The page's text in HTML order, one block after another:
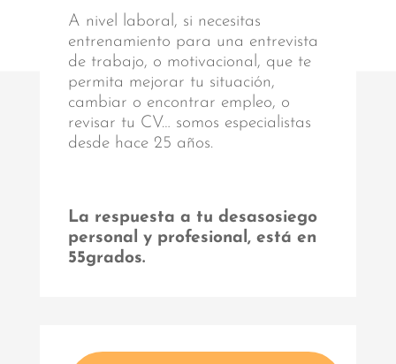
A nivel laboral, si necesitas
entrenamiento para una entrevista
de trabajo, o motivacional, que te
permita mejorar tu situación,
cambiar o encontrar empleo, o
revisar tu CV… somos especialistas
desde hace 25 años.
La respuesta a tu desasosiego
personal y profesional, está en
55grados.